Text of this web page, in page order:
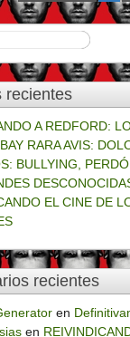
recientes
A REDFORD:
RARA AVIS:
BULLYING,
EL CINE DE
recientes
en
en